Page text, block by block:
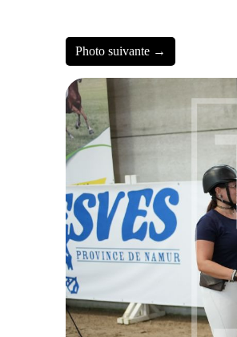
Photo suivante →